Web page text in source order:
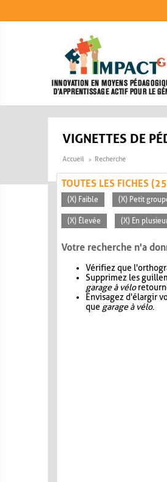
VIGNETTES DE
Accueil Recherche
TOUTES LES FICHES
(X) Faible (X) Petit
(X) Élevée (X) En
Votre recherche n'a
Vérifiez que
Supprimez les
garage à vélo
Envisagez d'élargir
que garage à vélo.